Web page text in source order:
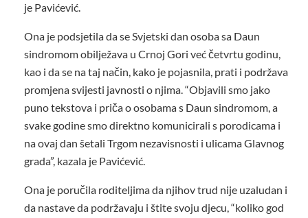
je Pavićević.
Ona je podsjetila da se Svjetski dan osoba sa Daun
sindromom obilježava u Crnoj Gori već četvrtu godinu,
kao i da se na taj način, kako je pojasnila, prati i podržava
promjena svijesti javnosti o njima. “Objavili smo jako
puno tekstova i priča o osobama s Daun sindromom, a
svake godine smo direktno komunicirali s porodicama i
na ovaj dan šetali Trgom nezavisnosti i ulicama Glavnog
grada”, kazala je Pavićević.
Ona je poručila roditeljima da njihov trud nije uzaludan i
da nastave da podržavaju i štite svoju djecu, “koliko god